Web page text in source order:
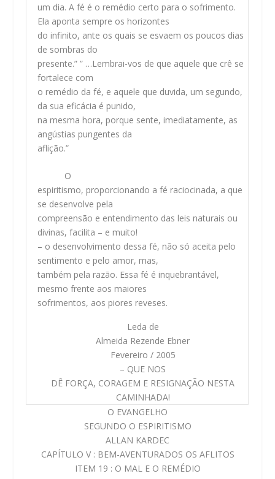
um dia. A fé é o remédio certo para o sofrimento.
Ela aponta sempre os horizontes
do infinito, ante os quais se esvaem os poucos dias
de sombras do
presente.” ” …Lembrai-vos de que aquele que crê se
fortalece com
o remédio da fé, e aquele que duvida, um segundo,
da sua eficácia é punido,
na mesma hora, porque sente, imediatamente, as
angústias pungentes da
aflição.”
O
espiritismo, proporcionando a fé raciocinada, a que
se desenvolve pela
compreensão e entendimento das leis naturais ou
divinas, facilita – e muito!
– o desenvolvimento dessa fé, não só aceita pelo
sentimento e pelo amor, mas,
também pela razão. Essa fé é inquebrantável,
mesmo frente aos maiores
sofrimentos, aos piores reveses.
Leda de
Almeida Rezende Ebner
Fevereiro / 2005
– QUE NOS
DÊ FORÇA, CORAGEM E RESIGNAÇÃO NESTA
CAMINHADA!
O EVANGELHO
SEGUNDO O ESPIRITISMO
ALLAN KARDEC
CAPÍTULO V : BEM-AVENTURADOS OS AFLITOS
ITEM 19 : O MAL E O REMÉDIO